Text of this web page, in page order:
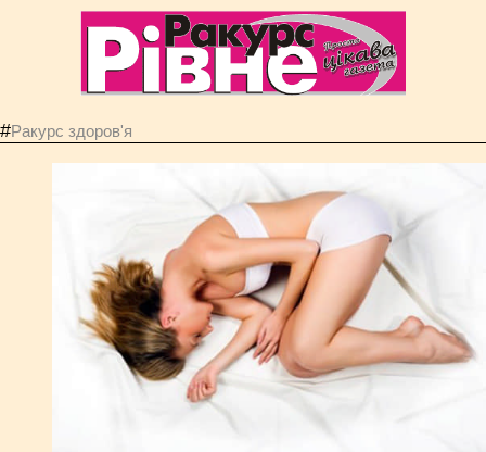
#Ракурс здоров'я